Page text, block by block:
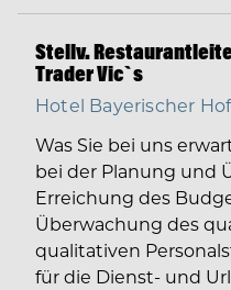
Stellv.
Trader Vic`s
Hotel Bayerischer Hof
Was Sie bei uns
bei der Planung und
Erreichung des
Überwachung des
qualitativen
für die Dienst- und